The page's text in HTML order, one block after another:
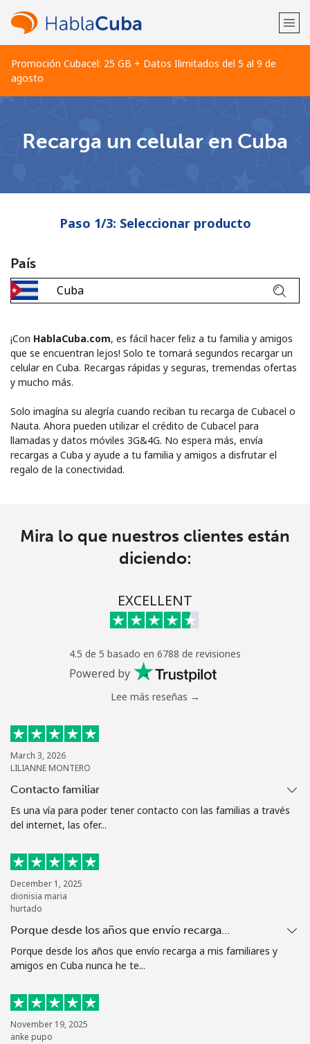
Promoción Cubacel: 25 GB + Datos Ilimitados del 5 al 9 de
agosto
Un caracter especial
Al abrir una cuenta en este sitio web, estoy de acuerdo con
Términos y condiciones.
¡Hola!
Inicia sesión o
¿Olvidaste tu contraseña? →
Recarga un celular en Cuba
Paso 1/3: Seleccionar producto
País
¡Con HablaCuba.com, es fácil hacer feliz a tu familia y amigos
que se encuentran lejos! Solo te tomará segundos recargar un
celular en Cuba. Recargas rápidas y seguras, tremendas ofertas
y mucho más.
Solo imagína su alegría cuando reciban tu recarga de Cubacel o
Nauta. Ahora pueden utilizar el crédito de Cubacel para
llamadas y datos móviles 3G&4G. No espera más, envía
recargas a Cuba y ayude a tu familia y amigos a disfrutar el
regalo de la conectividad.
Mira lo que nuestros clientes están
diciendo:
EXCELLENT
4.5 de 5 basado en 6788 de revisiones
Powered by
Lee más reseñas →
March 3, 2026
LILIANNE MONTERO
Contacto familiar
Es una vía para poder tener contacto con las familias a través
del internet, las ofer...
December 1, 2025
dionisia maria
hurtado
Porque desde los años que envío recarga…
Porque desde los años que envío recarga a mis familiares y
amigos en Cuba nunca he te...
November 19, 2025
anke pupo